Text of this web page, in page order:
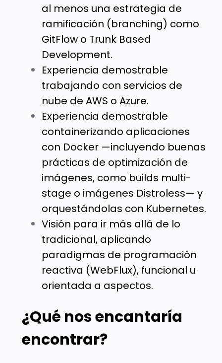
al menos una estrategia de
ramificación (branching) como
GitFlow o Trunk Based
Development.
Experiencia demostrable
trabajando con servicios de
nube de AWS o Azure.
Experiencia demostrable
containerizando aplicaciones
con Docker —incluyendo buenas
prácticas de optimización de
imágenes, como builds multi-
stage o imágenes Distroless— y
orquestándolas con Kubernetes.
Visión para ir más allá de lo
tradicional, aplicando
paradigmas de programación
reactiva (WebFlux), funcional u
orientada a aspectos.
¿Qué nos encantaría
encontrar?